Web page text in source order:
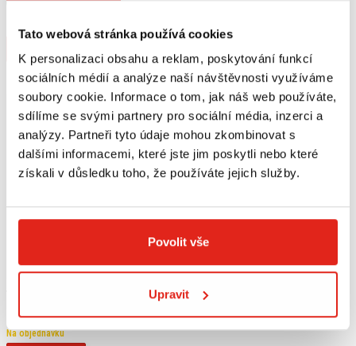
Tato webová stránka používá cookies
K personalizaci obsahu a reklam, poskytování funkcí
sociálních médií a analýze naší návštěvnosti využíváme
soubory cookie. Informace o tom, jak náš web používáte,
sdílíme se svými partnery pro sociální média, inzerci a
analýzy. Partneři tyto údaje mohou zkombinovat s
dalšími informacemi, které jste jim poskytli nebo které
získali v důsledku toho, že používáte jejich služby.
Povolit vše
Upravit
Skladem
Skladem
Na objednávku